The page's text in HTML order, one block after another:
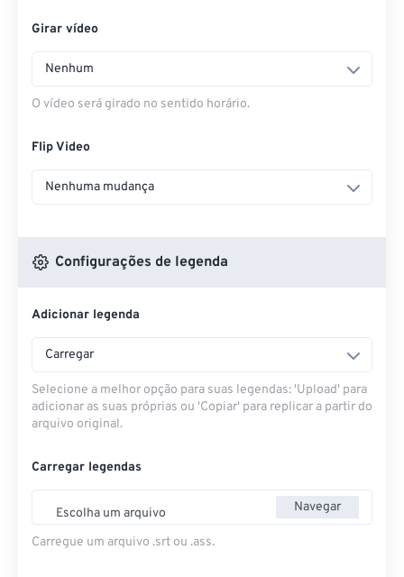
Girar vídeo
Nenhum
O vídeo será girado no sentido horário.
Flip Video
Nenhuma mudança
Configurações de legenda
Adicionar legenda
Carregar
Selecione a melhor opção para suas legendas: 'Upload' para
adicionar as suas próprias ou 'Copiar' para replicar a partir do
arquivo original.
Carregar legendas
Escolha um arquivo Navegar
Carregue um arquivo .srt ou .ass.